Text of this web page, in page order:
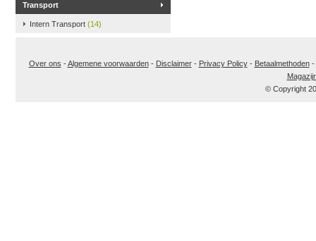
Transport
Intern Transport (14)
Over ons -Algemene voorwaarden- Disclaimer- Privacy Policy- Betaalmethoden-
© Copyright